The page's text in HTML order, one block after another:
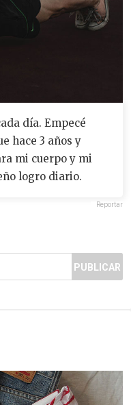
día. Empecé
hace 3 años y
mi cuerpo y mi
logro diario.
Reportar
PUBLICAR